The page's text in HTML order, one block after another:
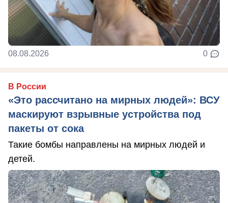
08.08.2026 0
В России
«Это рассчитано на мирных людей»: ВСУ
маскируют взрывные устройства под
пакеты от сока
Такие бомбы направлены на мирных людей и
детей.